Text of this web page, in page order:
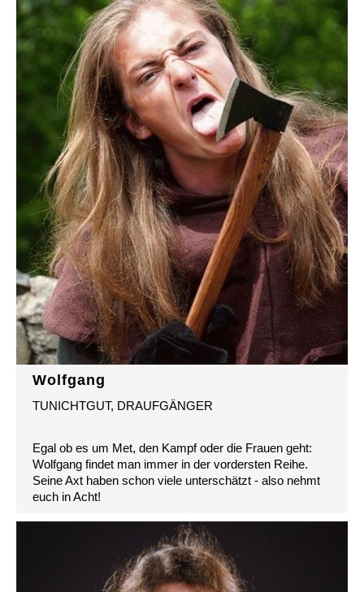
Wolfgang
TUNICHTGUT, DRAUFGÄNGER
Egal ob es um Met, den Kampf oder die Frauen geht:
Wolfgang findet man immer in der vordersten Reihe.
Seine Axt haben schon viele unterschätzt - also nehmt
euch in Acht!